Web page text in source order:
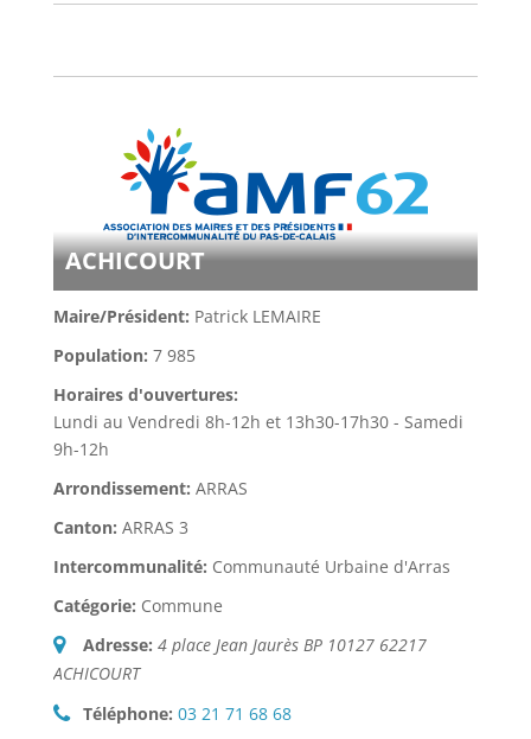
ACHICOURT
Maire/Président: Patrick LEMAIRE
Population: 7 985
Horaires d'ouvertures:
Lundi au Vendredi 8h-12h et 13h30-17h30 - Samedi
9h-12h
Arrondissement: ARRAS
Canton: ARRAS 3
Intercommunalité: Communauté Urbaine d'Arras
Catégorie: Commune
Adresse: 4 place Jean Jaurès BP 10127 62217
ACHICOURT
Téléphone: 03 21 71 68 68